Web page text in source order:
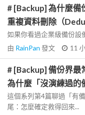
# [Backup] 為什麼備
重複資料刪除（
如果你看過企業級備份設
由 RainPan 發文 11
# [Backup] 備份界最
為什麼「沒演練過的
這個系列第4篇聊過「有
尾：怎麼確定救得回來...